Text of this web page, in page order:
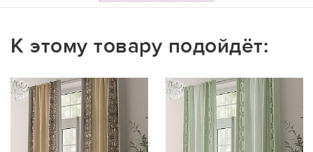
К этому товару подойдёт: